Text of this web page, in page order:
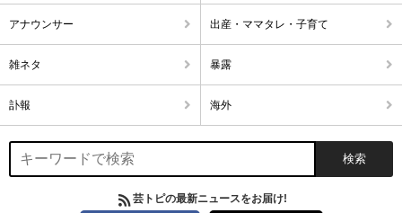
アナウンサー 出産・ママタレ・子育て
雑ネタ 暴露
訃報 海外
芸トピの最新ニュースをお届け!